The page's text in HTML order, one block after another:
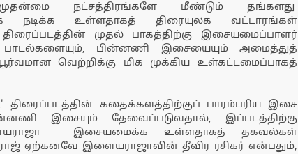
நட்சத்திரங்களே மீண்டும் தங்களது
நடிக்க உள்ளதாகத் திரையுலக வட்டாரங்கள்
முதல் பாகத்திற்கு இசையமைப்பாளர்
பின்னணி இசையையும் அமைத்துத்
வெற்றிக்கு மிக முக்கிய உள்கட்டமைப்பாகத்
கதைக்களத்திற்குப் பாரம்பரிய இசை
இசையும் தேவைப்படுவதால், இப்படத்திற்கு
இசையமைக்க உள்ளதாகத் தகவல்கள்
ஏற்கனவே இளையராஜாவின் தீவிர ரசிகர் என்பதும்,